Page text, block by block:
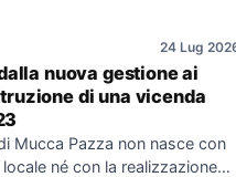
24 Lug
nuova gestione ai
di una vicenda
Mucca Pazza non nasce con
né con la realizzazione